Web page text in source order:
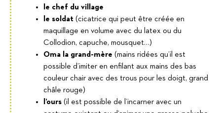
le chef du village
le soldat (cicatrice qui peut être créée en
maquillage en volume avec du latex ou du
Collodion, capuche, mousquet…)
Oma la grand-mère (mains ridées qu’il est
possible d’imiter en enfilant aux mains des bas
couleur chair avec des trous pour les doigt, grand
châle rouge)
l’ours (il est possible de l’incarner avec un